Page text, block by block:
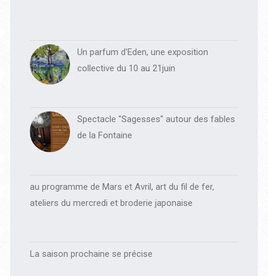
Un parfum d'Eden, une exposition
collective du 10 au 21juin
Spectacle "Sagesses" autour des fables
de la Fontaine
au programme de Mars et Avril, art du fil de fer,
ateliers du mercredi et broderie japonaise
La saison prochaine se précise